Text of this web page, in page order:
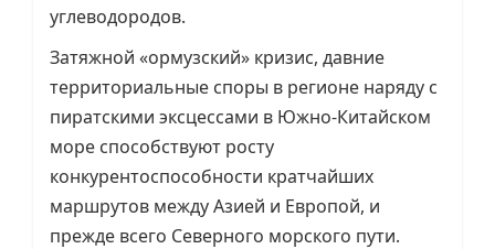
углеводородов.
Затяжной «ормузский» кризис, давние
территориальные споры в регионе наряду с
пиратскими эксцессами в Южно-Китайском
море способствуют росту
конкурентоспособности кратчайших
маршрутов между Азией и Европой, и
прежде всего Северного морского пути.